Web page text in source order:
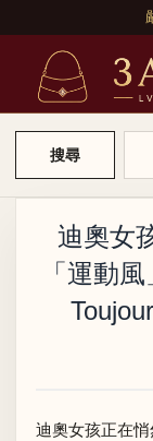
搜尋
迪奧女
「運動
迪奧女孩正在